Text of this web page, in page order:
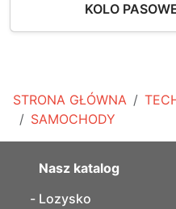
STRONA GŁÓWNA
SAMOCHODY
KOLO
Nasz katalog
Lozysko